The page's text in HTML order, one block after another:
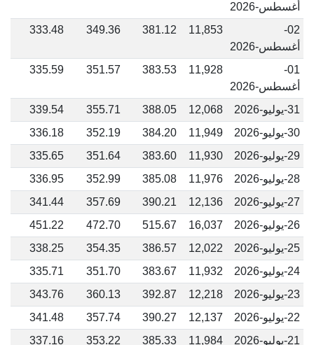
أغسطس-2026
02-
أغسطس-2026
11,853
381.12
349.36
333.48
01-
أغسطس-2026
11,928
383.53
351.57
335.59
31-يوليو-2026 12,068
388.05
355.71
339.54
30-يوليو-2026
11,949
384.20
352.19
336.18
29-يوليو-2026
11,930
383.60
351.64
335.65
28-يوليو-2026
11,976
385.08
352.99
336.95
27-يوليو-2026
12,136
390.21
357.69
341.44
26-يوليو-2026
16,037
515.67
472.70
451.22
25-يوليو-2026
12,022
386.57
354.35
338.25
24-يوليو-2026
11,932
383.67
351.70
335.71
23-يوليو-2026
12,218
392.87
360.13
343.76
22-يوليو-2026
12,137
390.27
357.74
341.48
21-يوليو-2026
11,984
385.33
353.22
337.16